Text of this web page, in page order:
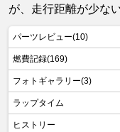
が、走行距離が少な
パーツレビュー(10)
燃費記録(169)
フォトギャラリー(3)
ラップタイム
ヒストリー